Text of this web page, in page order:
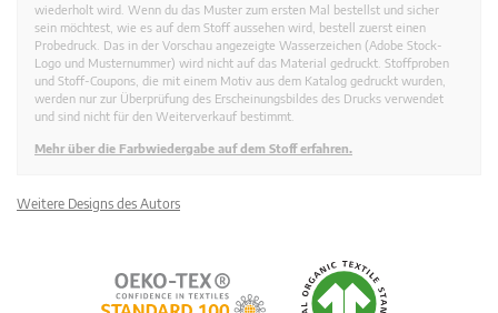
wiederholt wird. Wenn du das Muster zum ersten Mal bestellst und sicher
sein möchtest, wie es auf dem Stoff aussehen wird, bestell zuerst einen
Probedruck. Das in der Vorschau angezeigte Wasserzeichen (Adobe Stock-
Logo und Musternummer) wird nicht auf das Material gedruckt. Stoffproben
und Stoff-Coupons, die mit einem Motiv aus dem Katalog gedruckt wurden,
werden nur zur Überprüfung des Erscheinungsbildes des Drucks verwendet
und sind nicht für den Weiterverkauf bestimmt.
Mehr über die Farbwiedergabe auf dem Stoff erfahren.
Weitere Designs des Autors